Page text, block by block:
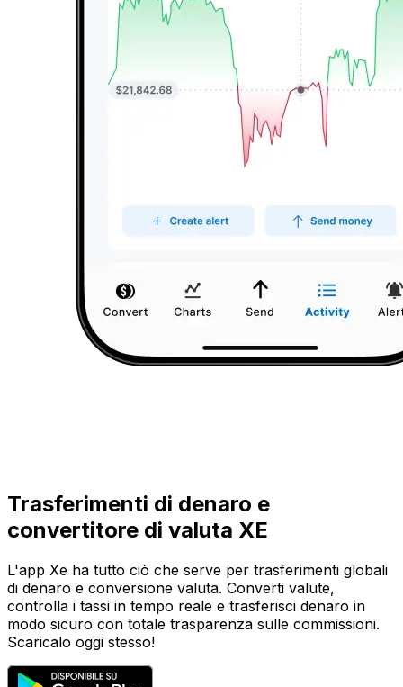
Trasferimenti di denaro e
convertitore di valuta XE
L'app Xe ha tutto ciò che serve per trasferimenti globali
di denaro e conversione valuta. Converti valute,
controlla i tassi in tempo reale e trasferisci denaro in
modo sicuro con totale trasparenza sulle commissioni.
Scaricalo oggi stesso!